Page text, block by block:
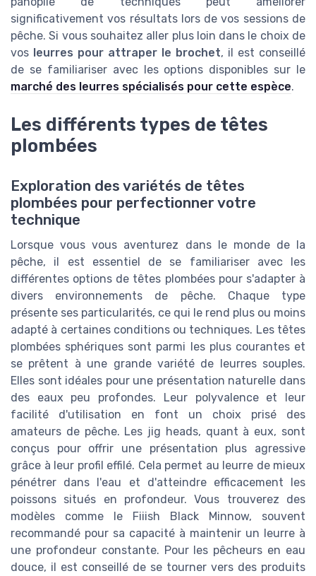
significativement vos résultats lors de vos sessions de
pêche. Si vous souhaitez aller plus loin dans le choix de
vos leurres pour attraper le brochet, il est conseillé
de se familiariser avec les options disponibles sur le
marché des leurres spécialisés pour cette espèce.
Les différents types de têtes
plombées
Exploration des variétés de têtes
plombées pour perfectionner votre
technique
Lorsque vous vous aventurez dans le monde de la
pêche, il est essentiel de se familiariser avec les
différentes options de têtes plombées pour s'adapter à
divers environnements de pêche. Chaque type
présente ses particularités, ce qui le rend plus ou moins
adapté à certaines conditions ou techniques. Les têtes
plombées sphériques sont parmi les plus courantes et
se prêtent à une grande variété de leurres souples.
Elles sont idéales pour une présentation naturelle dans
des eaux peu profondes. Leur polyvalence et leur
facilité d'utilisation en font un choix prisé des
amateurs de pêche. Les jig heads, quant à eux, sont
conçus pour offrir une présentation plus agressive
grâce à leur profil effilé. Cela permet au leurre de mieux
pénétrer dans l'eau et d'atteindre efficacement les
poissons situés en profondeur. Vous trouverez des
modèles comme le Fiiish Black Minnow, souvent
recommandé pour sa capacité à maintenir un leurre à
une profondeur constante. Pour les pêcheurs en eau
douce, il est conseillé de se tourner vers des produits